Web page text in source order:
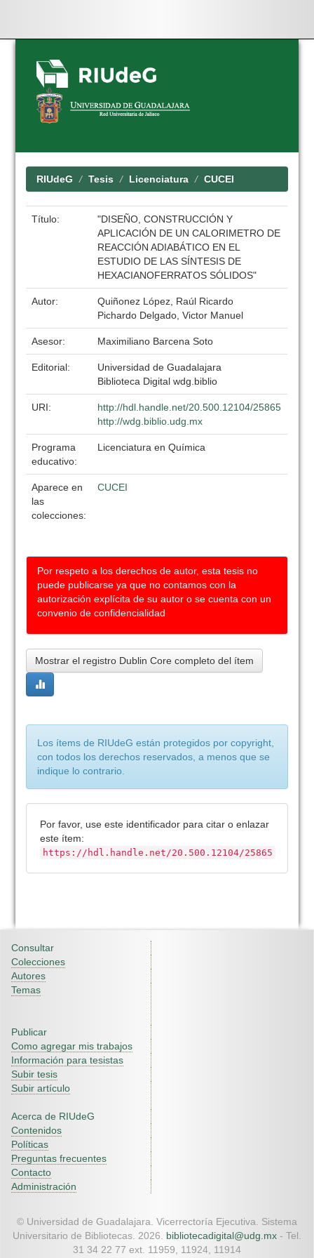
Skip
navigation
RIUdeG Tesis Licenciatura CUCEI
Título:
"DISEÑO, CONSTRUCCIÓN Y
APLICACIÓN DE UN CALORIMETRO DE
REACCIÓN ADIABÁTICO EN EL
ESTUDIO DE LAS SÍNTESIS DE
HEXACIANOFERRATOS SÓLIDOS"
Autor:
Quiñonez López, Raúl Ricardo
Pichardo Delgado, Victor Manuel
Asesor: Maximiliano Barcena Soto
Editorial:
Universidad de Guadalajara
Biblioteca Digital wdg.biblio
URI:
http://hdl.handle.net/20.500.12104/25865
http://wdg.biblio.udg.mx
Programa
educativo:
Licenciatura en Química
Aparece en
las
colecciones:
CUCEI
Por respeto a los derechos de autor, esta tesis no
puede publicarse ya que no contamos con la
autorización explícita de su autor o se cuenta con un
convenio de confidencialidad
Mostrar el registro Dublin Core completo del ítem
Los ítems de RIUdeG están protegidos por copyright,
con todos los derechos reservados, a menos que se
indique lo contrario.
Por favor, use este identificador para citar o enlazar
este ítem:
https://hdl.handle.net/20.500.12104/25865
Consultar
Colecciones
Autores
Temas
Publicar
Como agregar mis trabajos
Información para tesistas
Subir tesis
Subir artículo
Acerca de RIUdeG
Contenidos
Políticas
Preguntas frecuentes
Contacto
Administración
© Universidad de Guadalajara. Vicerrectoría Ejecutiva. Sistema
Universitario de Bibliotecas. 2026. bibliotecadigital@udg.mx - Tel.
31 34 22 77 ext. 11959, 11924, 11914